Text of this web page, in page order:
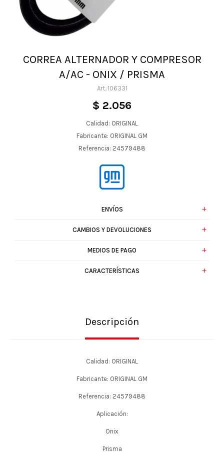
CORREA ALTERNADOR Y COMPRESOR
A/AC - ONIX / PRISMA
106331
$ 2.056
Calidad: ORIGINAL
Fabricante: ORIGINAL GM
Referencia: 24579488
ENVÍOS
CAMBIOS Y DEVOLUCIONES
MEDIOS DE PAGO
CARACTERÍSTICAS
Descripción
Calidad: ORIGINAL
Fabricante: ORIGINAL GM
Referencia: 24579488
Aplicación:
Onix
Prisma